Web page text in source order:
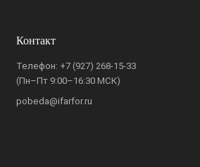
Контакт
Телефон: +7 (927) 268-15-33
(Пн–Пт 9:00–16:30 МСК)
pobeda@ifarfor.ru